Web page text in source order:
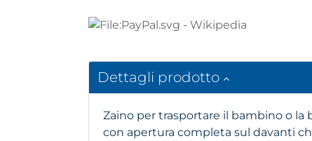
Dettagli prodotto
Zaino per trasportare il bambino o la
con apertura completa sul davanti